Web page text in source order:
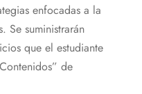
enfocadas a la
Se suministrarán
que el estudiante
de